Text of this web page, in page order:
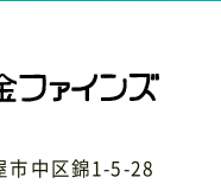
中区錦1-5-28